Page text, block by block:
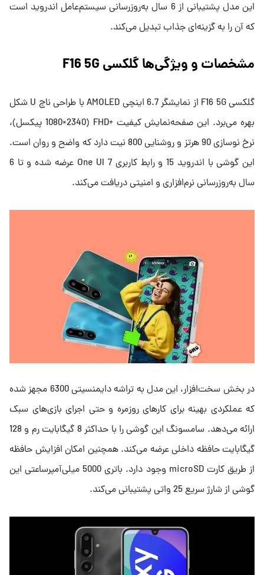
این مدل پشتیبانی از 6 سال به‌روزرسانی سیستم‌عامل اندروید است
که آن را به گزینه‌ای جذاب تبدیل می‌کند.
مشخصات و ویژگی‌ها گلکسی F16 5G
گلکسی F16 5G از نمایشگر 6.7 اینچی AMOLED با طراحی ناچ U شکل
بهره می‌برد. این صفحه‌نمایش کیفیت +FHD (1080×2340 پیکسل)،
نرخ نوسازی 90 هرتز و روشنایی 800 نیت دارد که واضح و روان است.
این گوشی با اندروید 15 و رابط کاربری One UI 7 عرضه شده و تا 6
سال به‌روزرسانی نرم‌افزاری و امنیتی دریافت می‌کند.
در بخش سخت‌افزار، این مدل به تراشه دایمنسیتی 6300 مجهز شده
که عملکردی بهینه برای کارهای روزمره و حتی اجرای بازی‌های سبک
ارائه می‌دهد. سامسونگ این گوشی را با حداکثر 8 گیگابایت رم و 128
گیگابایت حافظه داخلی عرضه می‌کند. همچنین امکان افزایش حافظه
از طریق کارت microSD وجود دارد. باتری 5000 میلی‌آمپرساعتی این
گوشی از شارژ سریع 25 واتی پشتیبانی می‌کند.